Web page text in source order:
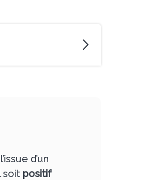
d’un
soit positif